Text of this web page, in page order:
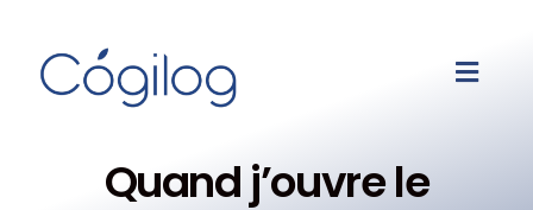
Quand j’ouvre le